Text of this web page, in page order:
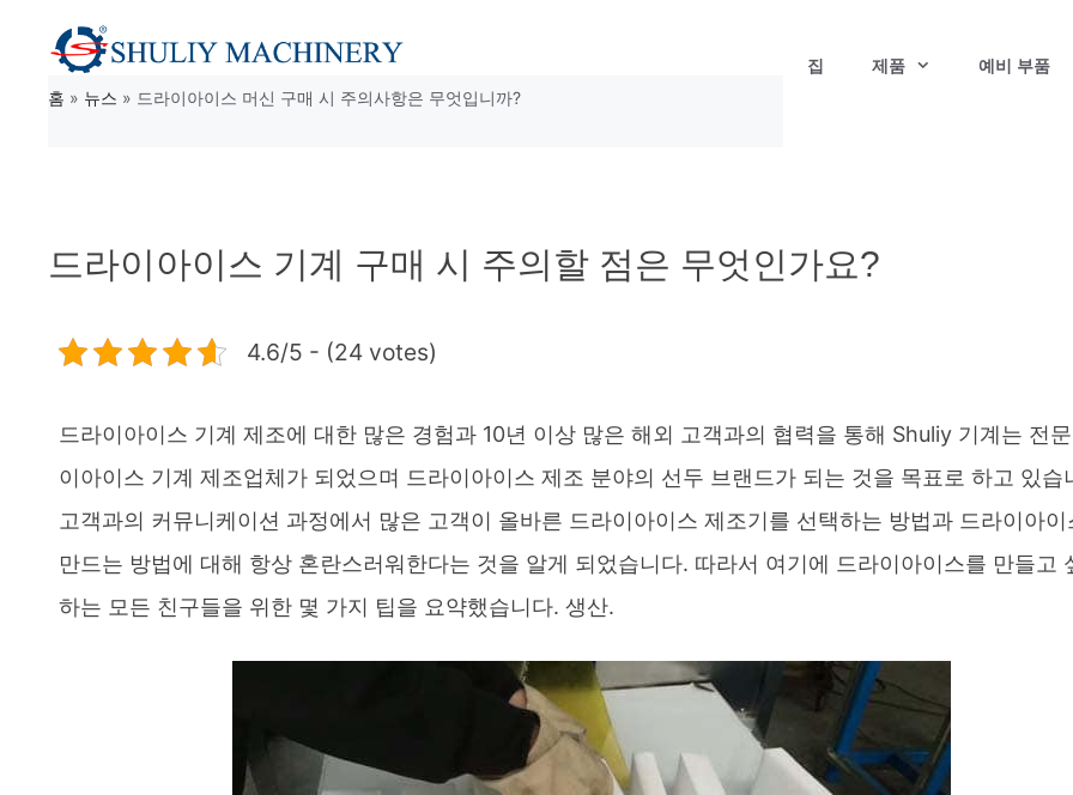
집 제품 예비 부품
홈 » 뉴스 » 드라이아이스 머신 구매 시 주의사항은 무엇입니까?
드라이아이스 기계 구매 시 주의할 점은 무엇인가요?
4.6/5 - (24 votes)
드라이아이스 기계 제조에 대한 많은 경험과 10년 이상 많은 해외 ​​고객과의 협력을 통해 Shuliy 기계는 전
이아이스 기계 제조업체가 되었으며 드라이아이스 제조 분야의 선두 브랜드가 되는 것을 목표로 하고 있습
고객과의 커뮤니케이션 과정에서 많은 고객이 올바른 드라이아이스 제조기를 선택하는 방법과 드라이아이
만드는 방법에 대해 항상 혼란스러워한다는 것을 알게 되었습니다. 따라서 여기에 드라이아이스를 만들고
하는 모든 친구들을 위한 몇 가지 팁을 요약했습니다. 생산.